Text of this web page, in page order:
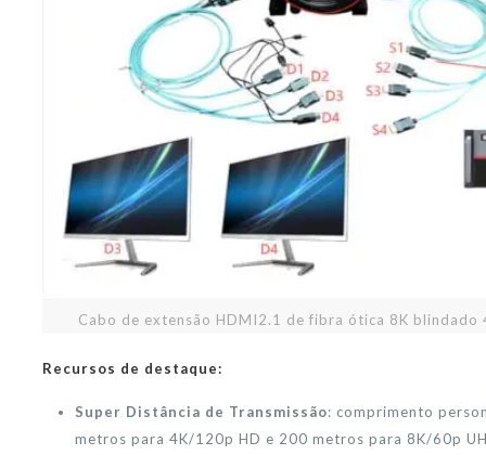
Cabo de extensão HDMI2.1 de fibra ótica 8K
Recursos de destaque:
Super Distância de Transmissão: comprimento
metros para 4K/120p HD e 200 metros para 8K/60p